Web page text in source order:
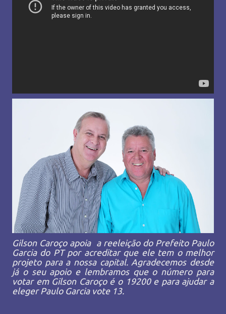
Gilson Caroço apoia a reeleição do Prefeito Paulo
Garcia do PT por acreditar que ele tem o melhor
projeto para a nossa capital. Agradecemos desde
já o seu apoio e lembramos que o número para
votar em Gilson Caroço é o 19200 e para ajudar a
eleger Paulo Garcia vote 13.